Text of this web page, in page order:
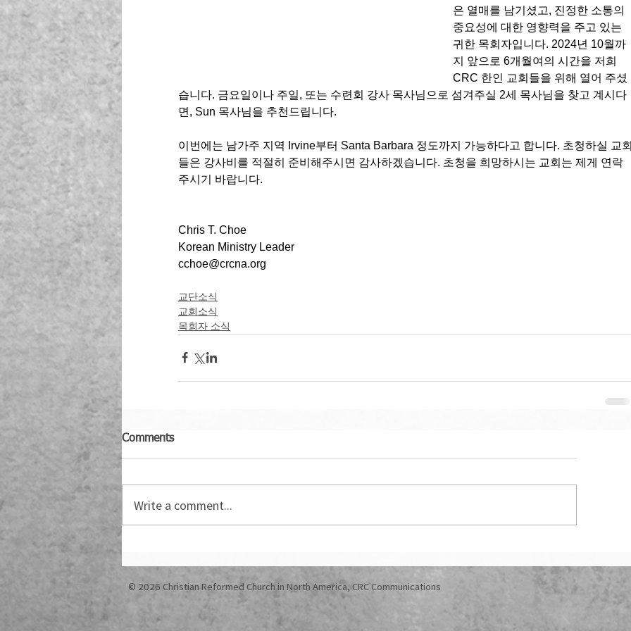
은 열매를 남기셨고, 진정한 소통의
중요성에 대한 영향력을 주고 있는
귀한 목회자입니다. 2024년 10월까
지 앞으로 6개월여의 시간을 저희
CRC 한인 교회들을 위해 열어 주셨
습니다. 금요일이나 주일, 또는 수련회 강사 목사님으로 섬겨주실 2세 목사님을 찾고 계시다
면, Sun 목사님을 추천드립니다.
이번에는 남가주 지역 Irvine부터 Santa Barbara 정도까지 가능하다고 합니다. 초청하실 교
들은 강사비를 적절히 준비해주시면 감사하겠습니다. 초청을 희망하시는 교회는 제게 연락
주시기 바랍니다.
Chris T. Choe
Korean Ministry Leader
cchoe@crcna.org
교단소식
교회소식
목회자 소식
Comments
Write a comment...
© 2026 Christian Reformed Church in North America, CRC Communications